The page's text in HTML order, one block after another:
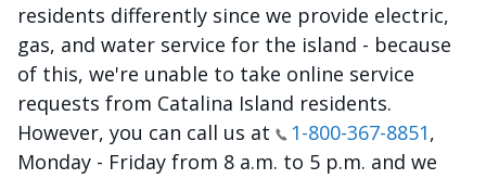
residents differently since we provide electric,
gas, and water service for the island - because
of this, we're unable to take online service
requests from Catalina Island residents.
However, you can call us at
1-800-367-8851,
Monday - Friday from 8 a.m. to 5 p.m. and we